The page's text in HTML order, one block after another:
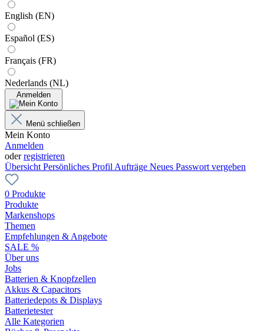
English (EN)
Español (ES)
Français (FR)
Nederlands (NL)
Anmelden
Menü schließen
Mein Konto
Anmelden
oderregistrieren
Übersicht Persönliches Profil Aufträge Neues Passwort vergeben
0 Produkte
Produkte
Markenshops
Themen
Empfehlungen & Angebote
SALE %
Über uns
Jobs
Batterien & Knopfzellen
Akkus & Capacitors
Batteriedepots & Displays
Batterietester
Alle Kategorien